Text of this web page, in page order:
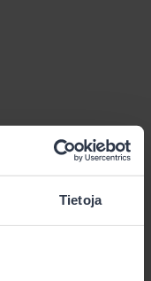
Tietoja